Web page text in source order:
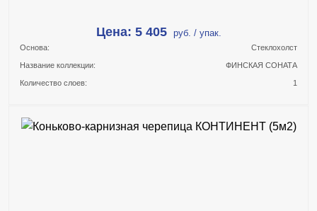
Цена: 5 405 руб. / упак.
Основа: Стеклохолст
Название коллекции: ФИНСКАЯ СОНАТА
Количество слоев: 1
В КОРЗИНУ